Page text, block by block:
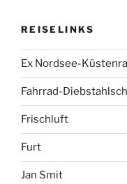
REISELINKS
Ex Nordsee-
Fahrrad-
Frischluft
Furt
Jan Smit